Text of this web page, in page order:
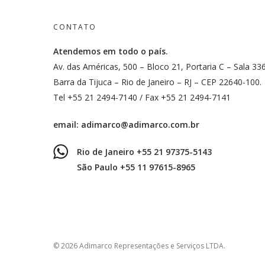
CONTATO
Atendemos em todo o país.
Av. das Américas, 500 – Bloco 21, Portaria C – Sala
Barra da Tijuca – Rio de Janeiro – RJ – CEP 22640-100.
Tel +55 21 2494-7140 / Fax +55 21 2494-7141
email: adimarco@adimarco.com.br
Rio de Janeiro +55 21 97375-5143
São Paulo +55 11 97615-8965
© 2026 Adimarco Representações e Serviços LTDA.